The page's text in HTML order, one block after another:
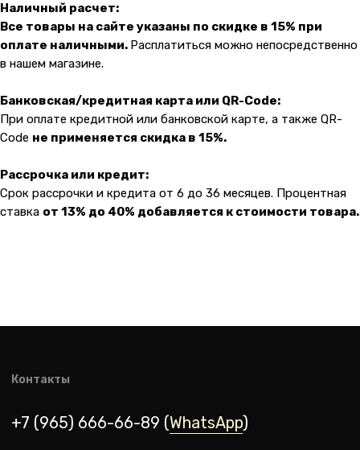
Наличный расчет:
Все товары на сайте указаны по скидке в 15% при
оплате наличными. Расплатиться можно непосредственно
в нашем магазине.
Банковская/кредитная карта или QR-Code:
При оплате кредитной или банковской карте, а также QR-
Code не применяется скидка в 15%.
Рассрочка или кредит:
Срок рассрочки и кредита от 6 до 36 месяцев. Процентная
ставка от 13% до 40% добавляется к стоимости товара.